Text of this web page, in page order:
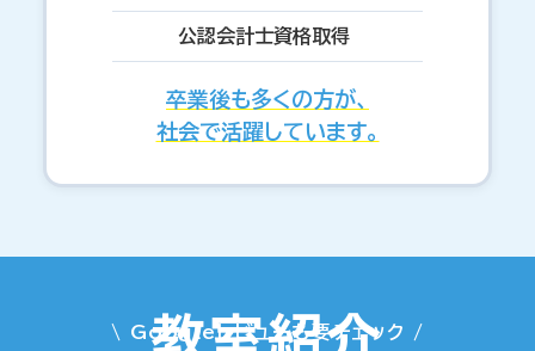
公認会計士資格取得
卒業後も多くの方が、
社会で活躍しています。
\ Googleレビューも要チェック /